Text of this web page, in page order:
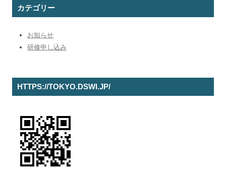
せカテゴリー
お知らせ
研修申し込み
HTTPS://TOKYO.DSWI.JP/